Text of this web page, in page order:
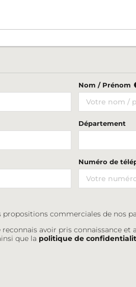
Nom / Prénom
Département
Numéro de
propositions commerciales de nos
reconnais avoir pris connaissance et
que la politique de